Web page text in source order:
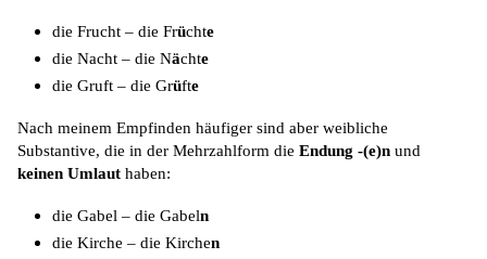
die Frucht – die Früchte
die Nacht – die Nächte
die Gruft – die Grüfte
Nach meinem Empfinden häufiger sind aber weibliche
Substantive, die in der Mehrzahlform dieEndung -(e)n und
keinen Umlaut haben:
die Gabel – die Gabeln
die Kirche – die Kirchen